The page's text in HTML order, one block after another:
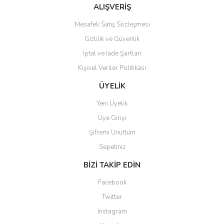
Bu ürüne benzer farklı alternatifler olmalı.
Gönder
ALIŞVERİŞ
Mesafeli Satış Sözleşmesi
Gizlilik ve Güvenlik
İptal ve İade Şartları
Kişisel Veriler Politikası
ÜYELİK
Yeni Üyelik
Üye Girişi
Şifremi Unuttum
Sepetiniz
BİZİ TAKİP EDİN
Facebook
Twitter
Instagram